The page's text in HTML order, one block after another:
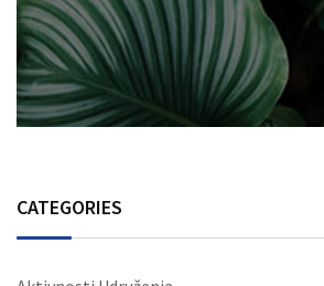
CATEGORIES